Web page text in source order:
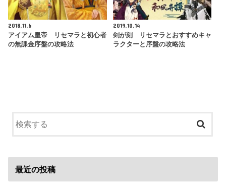
2018.11.6
アイアム皇帝 リセマラと初心者
の無課金序盤の攻略法
2019.10.14
剣が刻 リセマラとおすすめキャ
ラクターと序盤の攻略法
最近の投稿